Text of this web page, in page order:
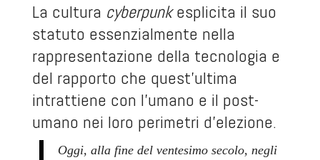
La cultura cyberpunkesplicita il suo
statuto essenzialmente nella
rappresentazione della tecnologia e
del rapporto che quest’ultima
intrattiene con l’umano e il post-
umano nei loro perimetri d’elezione.
Oggi, alla fine del ventesimo secolo, negli